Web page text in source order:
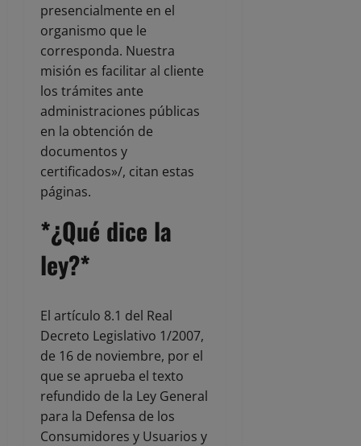
presencialmente en el
organismo que le
corresponda. Nuestra
misión es facilitar al cliente
los trámites ante
administraciones públicas
en la obtención de
documentos y
certificados»/, citan estas
páginas.
*¿Qué dice la
ley?*
El artículo 8.1 del Real
Decreto Legislativo 1/2007,
de 16 de noviembre, por el
que se aprueba el texto
refundido de la Ley General
para la Defensa de los
Consumidores y Usuarios y